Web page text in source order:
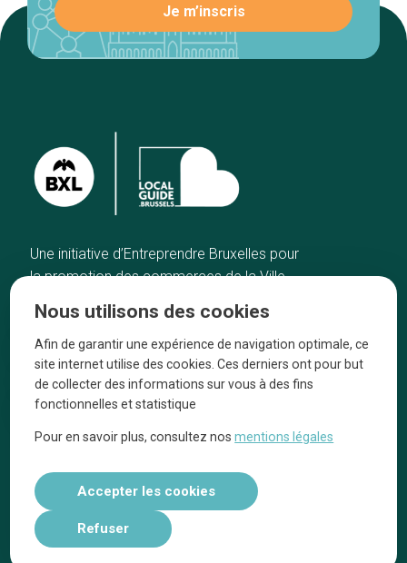
Une initiative d’Entreprendre Bruxelles pour
la promotion des commerces de la Ville
Accueil
Bonnes adresses
Quartiers
Blog
Tops 10
Artisans
A propos
On parle de nous
Nous utilisons des cookies
Afin de garantir une expérience de navigation optimale, ce
site internet utilise des cookies. Ces derniers ont pour but
de collecter des informations sur vous à des fins
fonctionnelles et statistique
Pour en savoir plus, consultez nosmentions légales
Accepter les cookies
Refuser